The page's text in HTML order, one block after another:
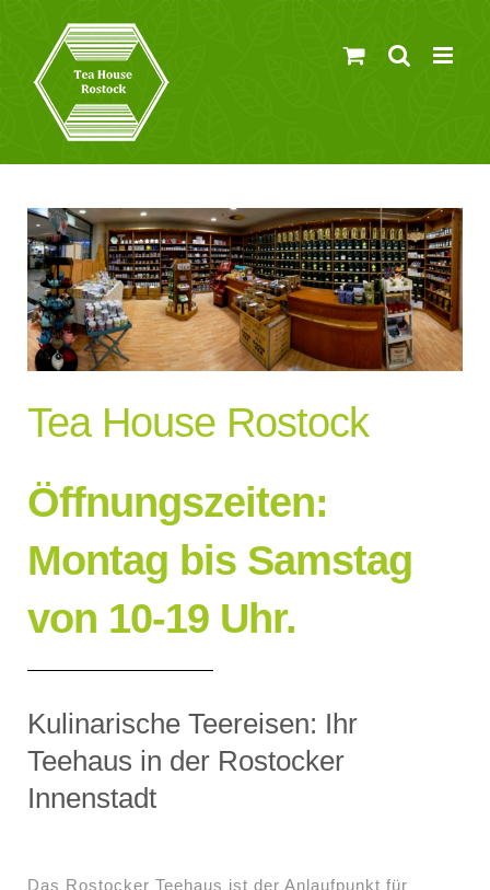
springen
Tea House Rostock
Öffnungszeiten:
Montag bis Samstag
von 10-19 Uhr.
Kulinarische Teereisen: Ihr
Teehaus in der Rostocker
Innenstadt
Das Rostocker Teehaus ist der Anlaufpunkt für